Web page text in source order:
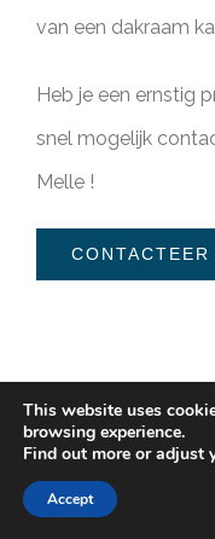
van een dakraam
Heb je een ernstig
snel mogelijk
Melle !
CONTACTEER
Dak
This website uses
browsing experience.
Find out more or adjust
Accept